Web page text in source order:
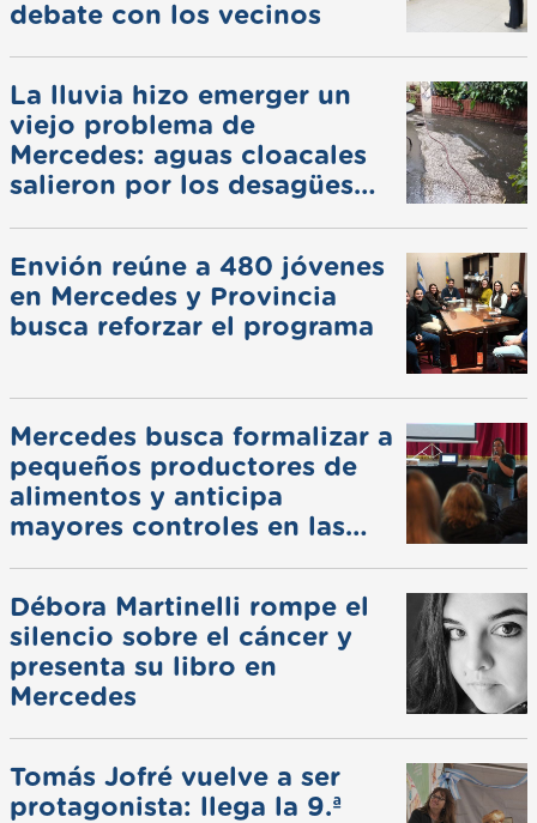
debate con los vecinos
La lluvia hizo emerger un
viejo problema de
Mercedes: aguas cloacales
salieron por los desagües
Envión reúne a 480 jóvenes
en Mercedes y Provincia
busca reforzar el programa
Mercedes busca formalizar a
pequeños productores de
alimentos y anticipa
mayores controles en las
Débora Martinelli rompe el
silencio sobre el cáncer y
presenta su libro en
Mercedes
Tomás Jofré vuelve a ser
protagonista: llega la 9.ª